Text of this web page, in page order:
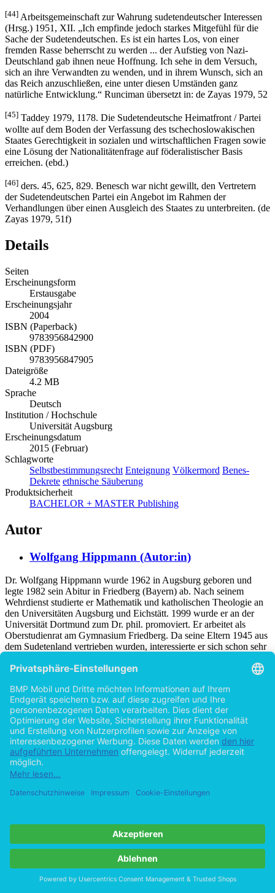
[44] Arbeitsgemeinschaft zur Wahrung sudetendeutscher Interessen
(Hrsg.) 1951, XII. „Ich empfinde jedoch starkes Mitgefühl für die
Sache der Sudetendeutschen. Es ist ein hartes Los, von einer
fremden Rasse beherrscht zu werden ... der Aufstieg von Nazi-
Deutschland gab ihnen neue Hoffnung. Ich sehe in dem Versuch,
sich an ihre Verwandten zu wenden, und in ihrem Wunsch, sich an
das Reich anzuschließen, eine unter diesen Umständen ganz
natürliche Entwicklung.“ Runciman übersetzt in: de Zayas 1979, 52
[45] Taddey 1979, 1178. Die Sudetendeutsche Heimatfront / Partei
wollte auf dem Boden der Verfassung des tschechoslowakischen
Staates Gerechtigkeit in sozialen und wirtschaftlichen Fragen sowie
eine Lösung der Nationalitätenfrage auf föderalistischer Basis
erreichen. (ebd.)
[46] ders. 45, 625, 829. Benesch war nicht gewillt, den Vertretern
der Sudetendeutschen Partei ein Angebot im Rahmen der
Verhandlungen über einen Ausgleich des Staates zu unterbreiten. (de
Zayas 1979, 51f)
Details
Seiten
Erscheinungsform
Erstausgabe
Erscheinungsjahr
2004
ISBN (Paperback)
9783956842900
ISBN (PDF)
9783956847905
Dateigröße
4.2 MB
Sprache
Deutsch
Institution / Hochschule
Universität Augsburg
Erscheinungsdatum
2015 (Februar)
Schlagworte
Selbstbestimmungsrecht Enteignung Völkermord Benes-
Dekrete ethnische Säuberung
Produktsicherheit
BACHELOR + MASTER Publishing
Autor
Wolfgang Hippmann (Autor:in)
Dr. Wolfgang Hippmann wurde 1962 in Augsburg geboren und
legte 1982 sein Abitur in Friedberg (Bayern) ab. Nach seinem
Wehrdienst studierte er Mathematik und katholischen Theologie an
den Universitäten Augsburg und Eichstätt. 1999 wurde er an der
Universität Dortmund zum Dr. phil. promoviert. Er arbeitet als
Oberstudienrat am Gymnasium Friedberg. Da seine Eltern 1945 aus
dem Sudetenland vertrieben wurden, interessierte er sich schon sehr
Vertreibung. Etliche Besuche in tschechischen Archiven und
Hilfe/FAQ
Impressum
Datenschutz
AGB
Vertrag widerrufen
Zur Desktop-Version
Copyright ©Imprint in der Bedey & Thoms Media GmbH
by Open Publishing
Zurück